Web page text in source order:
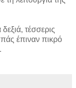
τέσσερις
έπιναν πικρό